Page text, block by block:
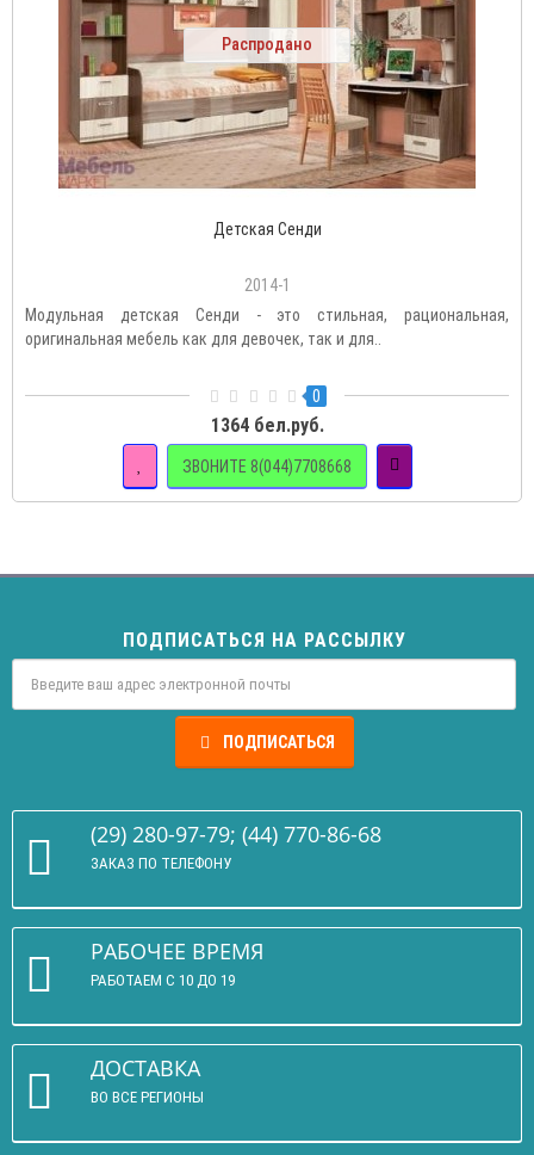
Распродано
Детская Сенди
2014-1
Модульная детская Сенди - это стильная, рациональная,
оригинальная мебель как для девочек, так и для..
0
1364 бел.руб.
ЗВОНИТЕ 8(044)7708668
ПОДПИСАТЬСЯ НА РАССЫЛКУ
ПОДПИСАТЬСЯ
(29) 280-97-79; (44) 770-86-68
ЗАКАЗ ПО ТЕЛЕФОНУ
РАБОЧЕЕ ВРЕМЯ
РАБОТАЕМ С 10 ДО 19
ДОСТАВКА
ВО ВСЕ РЕГИОНЫ